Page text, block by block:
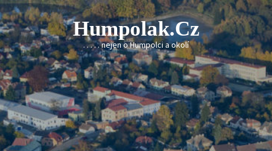
Skip
to
content
Humpolak.cz
. . . . . nejen o Humpolci a okolí